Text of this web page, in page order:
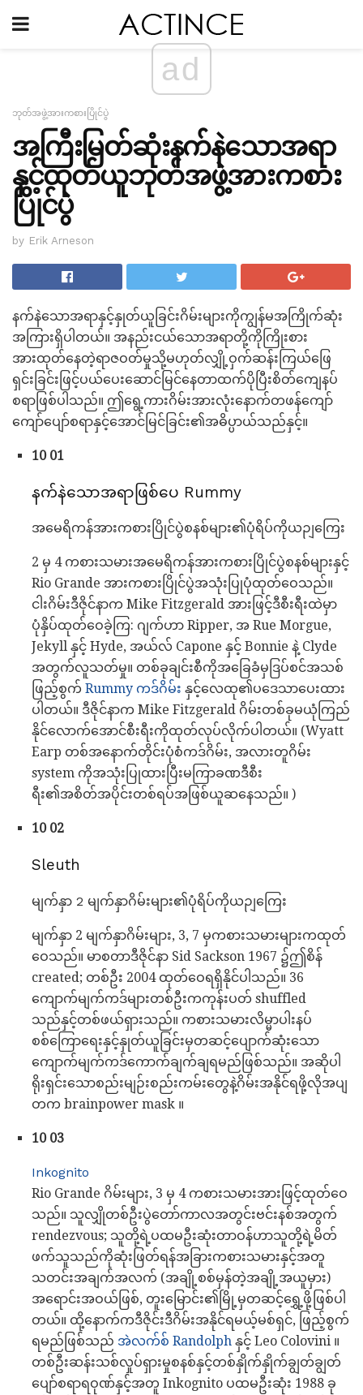
ad
ဘုတ်အဖွဲ့အားကစားပြိုင်ပွဲ
အကြီးမြတ်ဆုံးနက်နဲသောအရာ
နှင့်ထုတ်ယူဘုတ်အဖွဲ့အားကစား
ပြိုင်ပွဲ
by Erik Arneson
နက်နဲသောအရာနှင့်နှုတ်ယူခြင်းဂိမ်းများကိုကျွန်မအကြိုက်ဆုံး
အကြားရှိပါတယ်။ အနည်းငယ်သောအရာတို့ကိုကြိုးစား
အားထုတ်နေတဲ့ရာဇဝတ်မှုသို့မဟုတ်လျှို့ဝှက်ဆန်းကြယ်ဖြေ
ရှင်းခြင်းဖြင့်ပယ်ပေးဆောင်မြင်နေတာထက်ပိုပြီးစိတ်ကျေနပ်
စရာဖြစ်ပါသည်။ ဤရွေ့ကားဂိမ်းအားလုံးနောက်တဖန်ကျော်
ကျော်ပျော်စရာနှင့်အောင်မြင်ခြင်း၏အဓိပ္ပာယ်သည်နှင့်။
10 01
နက်နဲသောအရာဖြစ်ပေ Rummy
အမေရိကန်အားကစားပြိုင်ပွဲစနစ်များ၏ပုံရိပ်ကိုယဉျကြေး
2 မှ 4 ကစားသမားအမေရိကန်အားကစားပြိုင်ပွဲစနစ်များနှင့်
Rio Grande အားကစားပြိုင်ပွဲအသုံးပြုပုံထုတ်ဝေသည်။
ငါးဂိမ်းဒီဇိုင်နာက Mike Fitzgerald အားဖြင့်ဒီစီးရီးထဲမှာ
ပုံနှိပ်ထုတ်ဝေခဲ့ကြ: ဂျက်ဟာ Ripper, အ Rue Morgue,
Jekyll နှင့် Hyde, အယ်လ် Capone နှင့် Bonnie နဲ့ Clyde
အတွက်လူသတ်မှု။ တစ်ခုချင်းစီကိုအခြေခံမှဒြပ်စင်အသစ်
ဖြည့်စွက် Rummy ကဒ်ဂိမ်း နှင့်လေထု၏ပဒေသာပေးထား
ပါတယ်။ ဒီဇိုင်နာက Mike Fitzgerald ဂိမ်းတစ်ခုမယုံကြည်
နိုင်လောက်အောင်စီးရီးကိုထုတ်လုပ်လိုက်ပါတယ်။ (Wyatt
Earp တစ်အနောက်တိုင်းပုံစံကဒ်ဂိမ်း, အလားတူဂိမ်း
system ကိုအသုံးပြုထားပြီးမကြာခဏဒီစီး
ရီး၏အစိတ်အပိုင်းတစ်ရပ်အဖြစ်ယူဆနေသည်။ )
10 02
Sleuth
မျက်နှာ 2 မျက်နှာဂိမ်းများ၏ပုံရိပ်ကိုယဉျကြေး
မျက်နှာ 2 မျက်နှာဂိမ်းများ, 3, 7 မှကစားသမားများကထုတ်
ဝေသည်။ မာစတာဒီဇိုင်နာ Sid Sackson 1967 ၌ဤစိန်
created; တစ်ဦး 2004 ထုတ်ဝေရရှိနိုင်ပါသည်။ 36
ကျောက်မျက်ကဒ်များတစ်ဦးကကုန်းပတ် shuffled
သည်နှင့်တစ်ဖယ်ရှားသည်။ ကစားသမားလိမ္မာပါးနပ်
စစ်ကြောရေးနှင့်နှုတ်ယူခြင်းမှတဆင့်ပျောက်ဆုံးသော
ကျောက်မျက်ကဒ်ကောက်ချက်ချရမည်ဖြစ်သည်။ အဆိုပါ
ရိုးရှင်းသောစည်းမျဉ်းစည်းကမ်းတွေနဲ့ဂိမ်းအနိုင်ရဖို့လိုအပျ
တက brainpower mask ။
10 03
Inkognito
Rio Grande ဂိမ်းများ, 3 မှ 4 ကစားသမားအားဖြင့်ထုတ်ဝေ
သည်။ သူလျှိုတစ်ဦးပွဲတော်ကာလအတွင်းဗင်းနစ်အတွက်
rendezvous; သူတို့ရဲ့ပထမဦးဆုံးတာဝန်ဟာသူတို့ရဲ့မိတ်
ဖက်သူသည်ကိုဆုံးဖြတ်ရန်အခြားကစားသမားနှင့်အတူ
သတင်းအချက်အလက် (အချို့စစ်မှန်တဲ့အချို့အယူမှား)
အရောင်းအဝယ်ဖြစ်, တူးမြောင်း၏မြို့မှတဆင့်ရွှေ့ဖို့ဖြစ်ပါ
တယ်။ ထို့နောက်ကဒီဇိုင်းဒီဂိမ်းအနိုင်ရမယ့်မစ်ရှင်, ဖြည့်စွက်
ရမည်ဖြစ်သည် အဲလက်စ် Randolph နှင့် Leo Colovini ။
တစ်ဦးဆန်းသစ်လှုပ်ရှားမှုစနစ်နှင့်တစ်နှိုက်နှိုက်ချွတ်ချွတ်
ပျော်စရာရဝုဏ်နှင့်အတူ Inkognito ပထမဦးဆုံး 1988 ခု